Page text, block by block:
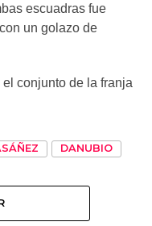
escuadras fue
un golazo de
conjunto de la franja
DANUBIO